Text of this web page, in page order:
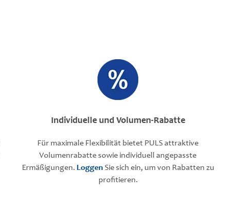
Individuelle und Volumen-Rabatte
Für maximale Flexibilität bietet PULS attraktive
Volumenrabatte sowie individuell angepasste
Ermäßigungen. Loggen Sie sich ein, um von Rabatten zu
profitieren.